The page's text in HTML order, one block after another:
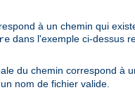
à un chemin qui
dans l'exemple ci-dessus
du chemin correspond à
nom de fichier valide.